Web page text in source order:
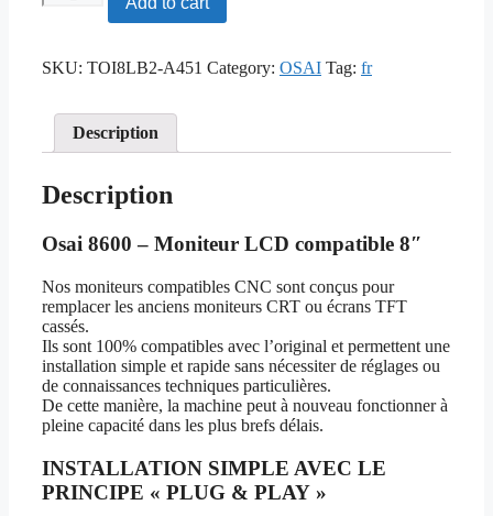
8600
LCD
8"
quantity
SKU: TOI8LB2-A451 Category: OSAI Tag: fr
Description
Description
Osai 8600 – Moniteur LCD compatible 8″
Nos moniteurs compatibles CNC sont conçus pour
remplacer les anciens moniteurs CRT ou écrans TFT
cassés.
Ils sont 100% compatibles avec l’original et permettent une
installation simple et rapide sans nécessiter de réglages ou
de connaissances techniques particulières.
De cette manière, la machine peut à nouveau fonctionner à
pleine capacité dans les plus brefs délais.
INSTALLATION SIMPLE AVEC LE
PRINCIPE « PLUG & PLAY »